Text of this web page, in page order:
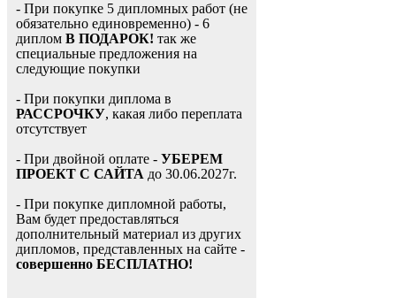
- При покупке 5 дипломных работ (не
обязательно единовременно) - 6
диплом В ПОДАРОК! так же
специальные предложения на
следующие покупки
- При покупки диплома в
РАССРОЧКУ, какая либо переплата
отсутствует
- При двойной оплате - УБЕРЕМ
ПРОЕКТ С САЙТА до 30.06.2027г.
- При покупке дипломной работы,
Вам будет предоставляться
дополнительный материал из других
дипломов, представленных на сайте -
совершенно БЕСПЛАТНО!